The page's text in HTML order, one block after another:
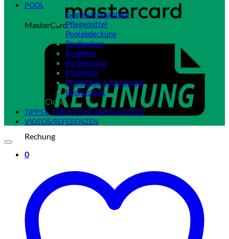
MasterCard
Rechung
0
POOL
Gegenstromanlage
Pflegemittel
Poolabdeckung
Poolbecken
Poolfilter
Poolheizung
Poolleiter
Poolpflege & Reinigung
Pooltechnik
Close
TIPPS & TRICKS FÜR IHREN GARTEN
VIDEOS/REFERENZEN